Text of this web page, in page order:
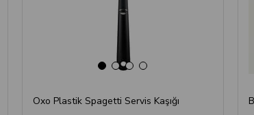
Oxo Plastik Spagetti Servis Kaşığı